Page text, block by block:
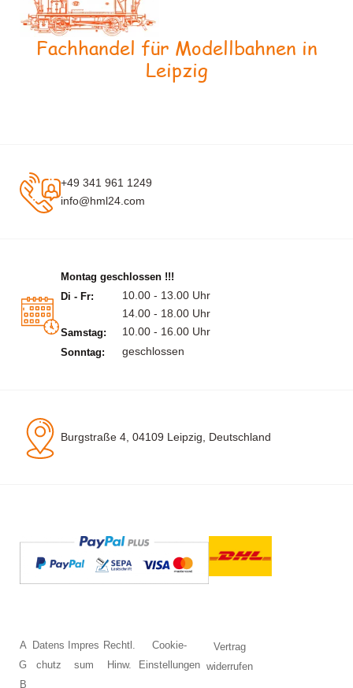
Fachhandel für Modellbahnen in
Leipzig
+49 341 961 1249
info@hml24.com
Montag geschlossen !!!
Di - Fr:
10.00 - 13.00 Uhr
14.00 - 18.00 Uhr
Samstag: 10.00 - 16.00 Uhr
Sonntag: geschlossen
Burgstraße 4, 04109 Leipzig, Deutschland
A
G
B
Datens
chutz
Impres
sum
Rechtl.
Hinw.
Cookie-
Einstellungen
Vertrag
widerrufen